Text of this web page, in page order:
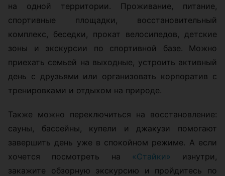
на одной территории. Проживание, питание,
спортивные площадки, восстановительный
комплекс, беседки, прокат велосипедов, детские
зоны и экскурсии по спортивной базе. Можно
приехать семьей на выходные, устроить активный
день с друзьями или организовать корпоратив с
тренировками и отдыхом на природе.
Также можно переключиться на восстановление:
сауны, бассейны, купели и джакузи помогают
завершить день уже в спокойном режиме. А если
хочется посмотреть на «Стайки» изнутри,
закажите обзорную экскурсию и пройдитесь по